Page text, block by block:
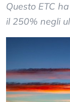
Questo ETC
il 250% negli